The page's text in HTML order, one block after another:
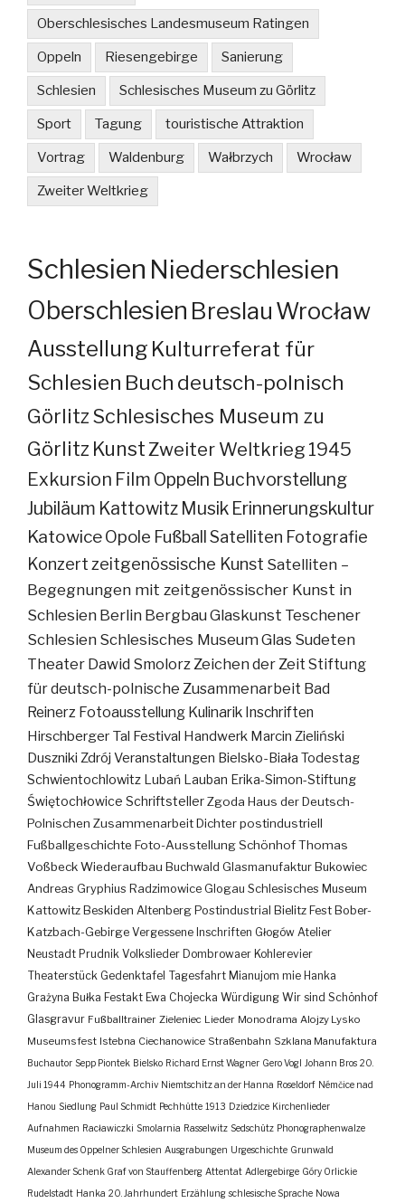
Oberschlesisches Landesmuseum Ratingen
Oppeln Riesengebirge Sanierung
Schlesien Schlesisches Museum zu Görlitz
Sport Tagung touristische Attraktion
Vortrag Waldenburg Wałbrzych Wrocław
Zweiter Weltkrieg
Schlesien Niederschlesien
Oberschlesien Breslau Wrocław
Ausstellung Kulturreferat für
Schlesien Buch deutsch-polnisch
GörlitzSchlesisches Museum zu
Görlitz KunstZweiter Weltkrieg 1945
Exkursion Film Oppeln Buchvorstellung
Jubiläum Kattowitz Musik Erinnerungskultur
KatowiceOpole FußballSatelliten Fotografie
Konzertzeitgenössische Kunst Satelliten –
Begegnungen mit zeitgenössischer Kunst in
Schlesien Berlin BergbauGlaskunst Teschener
Schlesien Schlesisches MuseumGlas Sudeten
Theater Dawid SmolorzZeichen der Zeit Stiftung
für deutsch-polnische Zusammenarbeit Bad
Reinerz Fotoausstellung Kulinarik Inschriften
Hirschberger Tal Festival Handwerk Marcin Zieliński
Duszniki Zdrój Veranstaltungen Bielsko-Biała Todestag
Schwientochlowitz Lubań Lauban Erika-Simon-Stiftung
Świętochłowice SchriftstellerZgoda Haus der Deutsch-
Polnischen ZusammenarbeitDichterpostindustriell
Fußballgeschichte Foto-AusstellungSchönhofThomas
VoßbeckWiederaufbau Buchwald Glasmanufaktur Bukowiec
Andreas Gryphius Radzimowice Glogau Schlesisches Museum
Kattowitz Beskiden Altenberg Postindustrial Bielitz Fest Bober-
Katzbach-Gebirge Vergessene Inschriften Głogów Atelier
Neustadt Prudnik Volkslieder Dombrowaer Kohlerevier
Theaterstück Gedenktafel Tagesfahrt Mianujom mie Hanka
Grażyna Bułka Festakt Ewa Chojecka Würdigung Wir sind Schönhof
Glasgravur Fußballtrainer Zieleniec Lieder Monodrama Alojzy Lysko
Museumsfest Istebna Ciechanowice Straßenbahn Szklana Manufaktura
Buchautor Sepp Piontek Bielsko Richard Ernst Wagner Gero Vogl Johann Bros 20.
Juli 1944 Phonogramm-Archiv Niemtschitz an der Hanna Roseldorf Némčice nad
Hanou Siedlung Paul Schmidt Pechhütte 1913 Dziedzice Kirchenlieder
Aufnahmen Racławiczki Smolarnia Rasselwitz Sedschütz Phonographenwalze
Museum des Oppelner Schlesien Ausgrabungen Urgeschichte Grunwald
Alexander Schenk Graf von Stauffenberg Attentat Adlergebirge Góry Orlickie
Rudelstadt Hanka 20. Jahrhundert Erzählung schlesische Sprache Nowa